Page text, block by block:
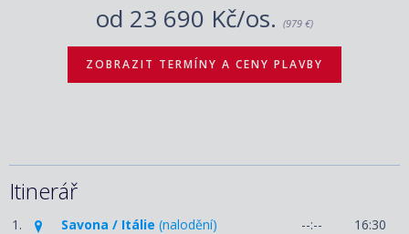
od 23 690 Kč/os. (979 €)
ZOBRAZIT TERMÍNY A CENY PLAVBY
Itinerář
1. Savona / Itálie (nalodění) --:--
16:30